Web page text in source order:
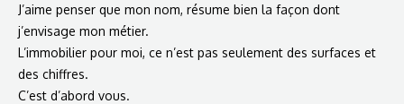
J’aime penser que mon nom, résume bien la façon dont
j’envisage mon métier.
L’immobilier pour moi, ce n’est pas seulement des surfaces et
des chiffres.
C’est d’abord vous.